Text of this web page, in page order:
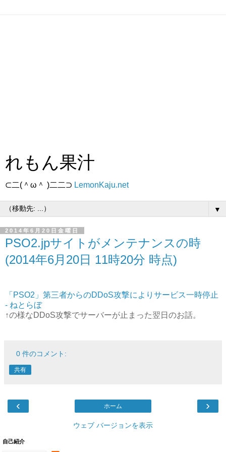
れもん果汁
⊂二(＾ω＾ )二二⊃ LemonKaju.net
▼
2014年6月20日金曜日
PSO2.jpサイトがメンテナンスの時
(2014年6月20日 11時20分 時点)
「PSO2」第三者からのDDoS攻撃によりサービス一時停止
- ねとらぼ
↑の様なDDoS攻撃でサーバーが止まった翌日のお話。
0 件のコメント:
共有
‹ ›
ホーム
ウェブ バージョンを表示
自己紹介